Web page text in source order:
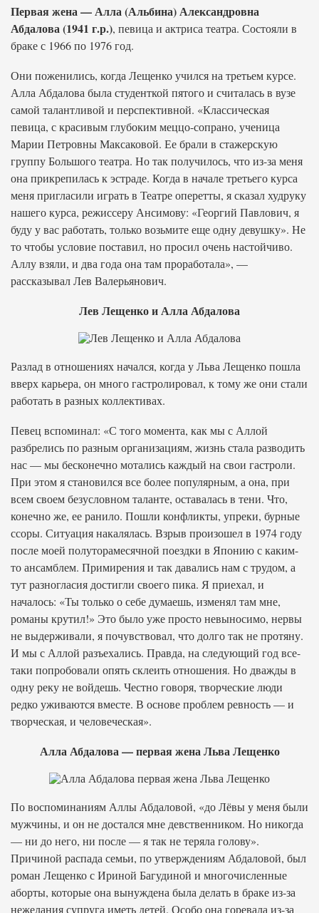
Первая жена — Алла (Альбина) Александровна
Абдалова (1941 г.р.), певица и актриса театра. Состояли в
браке с 1966 по 1976 год.
Они поженились, когда Лещенко учился на третьем курсе.
Алла Абдалова была студенткой пятого и считалась в вузе
самой талантливой и перспективной. «Классическая
певица, с красивым глубоким меццо-сопрано, ученица
Марии Петровны Максаковой. Ее брали в стажерскую
группу Большого театра. Но так получилось, что из-за меня
она прикрепилась к эстраде. Когда в начале третьего курса
меня пригласили играть в Театре оперетты, я сказал худруку
нашего курса, режиссеру Ансимову: «Георгий Павлович, я
буду у вас работать, только возьмите еще одну девушку». Не
то чтобы условие поставил, но просил очень настойчиво.
Аллу взяли, и два года она там проработала», —
рассказывал Лев Валерьянович.
Лев Лещенко и Алла Абдалова
Разлад в отношениях начался, когда у Льва Лещенко пошла
вверх карьера, он много гастролировал, к тому же они стали
работать в разных коллективах.
Певец вспоминал: «С того момента, как мы с Аллой
разбрелись по разным организациям, жизнь стала разводить
нас — мы бесконечно мотались каждый на свои гастроли.
При этом я становился все более популярным, а она, при
всем своем безусловном таланте, оставалась в тени. Что,
конечно же, ее ранило. Пошли конфликты, упреки, бурные
ссоры. Ситуация накалялась. Взрыв произошел в 1974 году
после моей полуторамесячной поездки в Японию с каким-
то ансамб­лем. Примирения и так давались нам с трудом, а
тут разногласия достигли своего пика. Я приехал, и
началось: «Ты только о себе думаешь, изменял там мне,
романы крутил!» Это было уже просто невыносимо, нервы
не выдерживали, я почувствовал, что долго так не протяну.
И мы с Аллой разъехались. Правда, на следующий год все-
таки попробовали опять склеить отношения. Но дважды в
одну реку не войдешь. Честно говоря, творческие люди
редко уживаются вместе. В основе проблем ревность — и
творческая, и человеческая».
Алла Абдалова — первая жена Льва Лещенко
По воспоминаниям Аллы Абдаловой, «до Лёвы у меня были
мужчины, и он не достался мне девственником. Но никогда
— ни до него, ни после — я так не теряла голову».
Причиной распада семьи, по утверждениям Абдаловой, был
роман Лещенко с Ириной Багудиной и многочисленные
аборты, которые она вынуждена была делать в браке из-за
нежелания супруга иметь детей. Особо она горевала из-за